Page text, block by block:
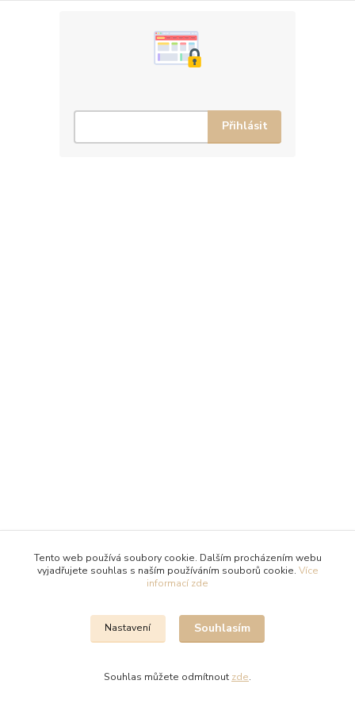
Tento web používá soubory cookie. Dalším procházením webu
vyjadřujete souhlas s naším používáním souborů cookie. Více
informací zde
Nastavení Souhlasím
Souhlas můžete odmítnout zde.